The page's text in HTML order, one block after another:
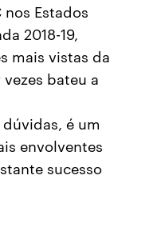
Estados
2018-19,
mais vistas da
bateu a
é um
envolventes
sucesso